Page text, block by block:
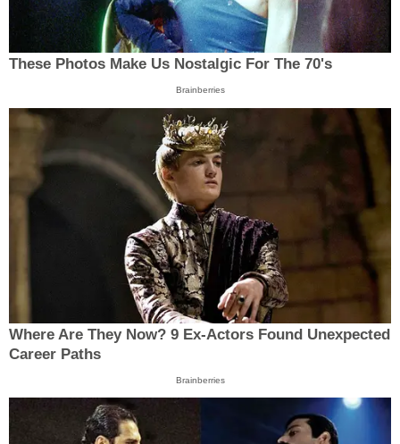
These Photos Make Us Nostalgic For The 70's
Brainberries
Where Are They Now? 9 Ex-Actors Found Unexpected
Career Paths
Brainberries